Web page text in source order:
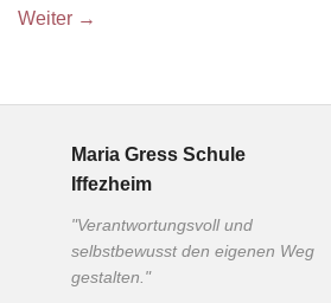
Weiter →
Maria Gress Schule
Iffezheim
"Verantwortungsvoll und
selbstbewusst den eigenen Weg
gestalten."